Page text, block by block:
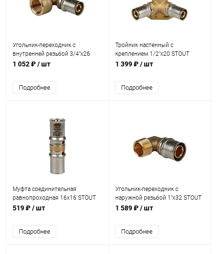
Угольник-переходник с
внутренней резьбой 3/4"х26
STOUT пресс
1 052 ₽/ шт
Подробнее
Тройник настенный с
креплением 1/2"х20 STOUT
пресс
1 399 ₽/ шт
Подробнее
Муфта соединительная
равнопроходная 16х16 STOUT
пресс
519 ₽/ шт
Подробнее
Угольник-переходник с
наружной резьбой 1"х32 STOUT
пресс
1 589 ₽/ шт
Подробнее